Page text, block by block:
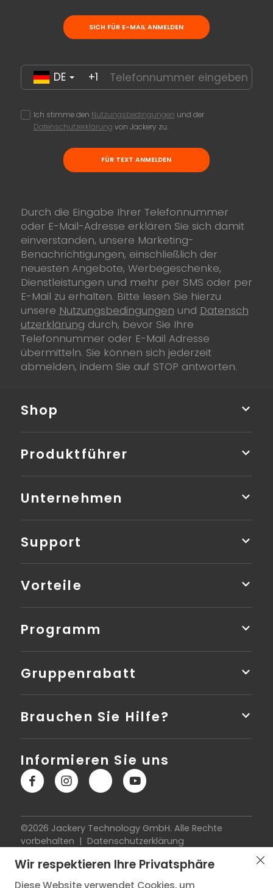
Wir respektieren Ihre Privatsphäre
Diese Website verwendet Cookies, um
SICH FÜR E-MAIL ANMELDEN
DE +1
Ich stimme den Nutzungsbedingungen und der
Datenschutzerklärung von Jackery zu.
FÜR TEXT ANMELDEN
Durch die Eingabe Ihrer Telefonnummer
oder E-Mail-Adresse erklären Sie sich damit
einverstanden, unsere Marketing-
Benachrichtigungen, einschließlich der
neuesten Angebote, Werbegeschenke,
Dienstleistungen und mehr per SMS oder per
E-Mail zu erhalten. Bitte lesen Sie hierzu
unsere Nutzungsbedingungen und Datensch
utzerklärung durch, bevor Sie Ihre
Telefonnummer oder E-Mail Adresse
übermitteln. Sie können sich jederzeit
abmelden, indem Sie auf STOP antworten.
Shop
Produktführer
Unternehmen
Support
Vorteile
Programm
Gruppenrabatt
Brauchen Sie Hilfe?
Informieren Sie uns
©2026 Jackery Technology GmbH. Alle Rechte
vorbehalten | Datenschutzerklärung
Richtlinie|Widerrufsbelehrung|Vertrag widerrufen
Versandkostenübersicht